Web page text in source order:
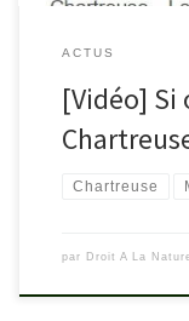
ACTUS
[Vidéo] Si
Chartreuse
par Droit A La